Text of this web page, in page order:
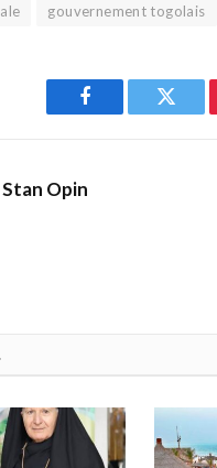
gouvernement togolais
Facebook
Stan Opin